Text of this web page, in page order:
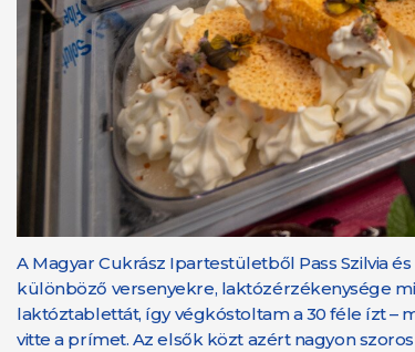
A Magyar Cukrász Ipartestületből Pass Szilvia
különböző versenyekre, laktózérzékenysége
laktóztablettát, így végkóstoltam a 30 féle ízt –
vitte a prímet. Az elsők közt azért nagyon